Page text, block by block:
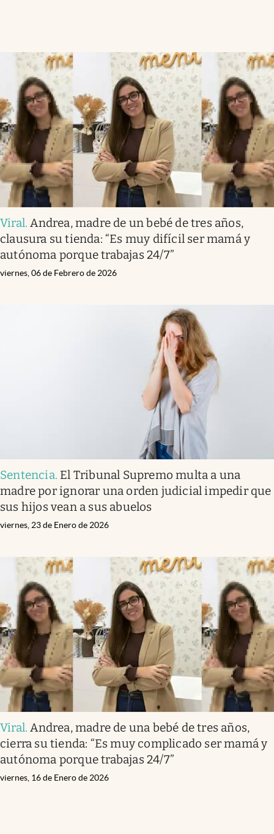
Viral.Andrea, madre de un bebé de tres años,
clausura su tienda: “Es muy difícil ser mamá y
autónoma porque trabajas 24/7”
viernes, 06 de Febrero de 2026
Sentencia. El Tribunal Supremo multa a una
madre por ignorar una orden judicial impedir que
sus hijos vean a sus abuelos
viernes, 23 de Enero de 2026
Viral.Andrea, madre de una bebé de tres años,
cierra su tienda: “Es muy complicado ser mamá y
autónoma porque trabajas 24/7”
viernes, 16 de Enero de 2026